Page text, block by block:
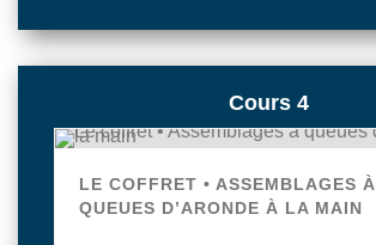
Cours 4
LE COFFRET • ASSEMBLAGES À
QUEUES D’ARONDE À LA MAIN